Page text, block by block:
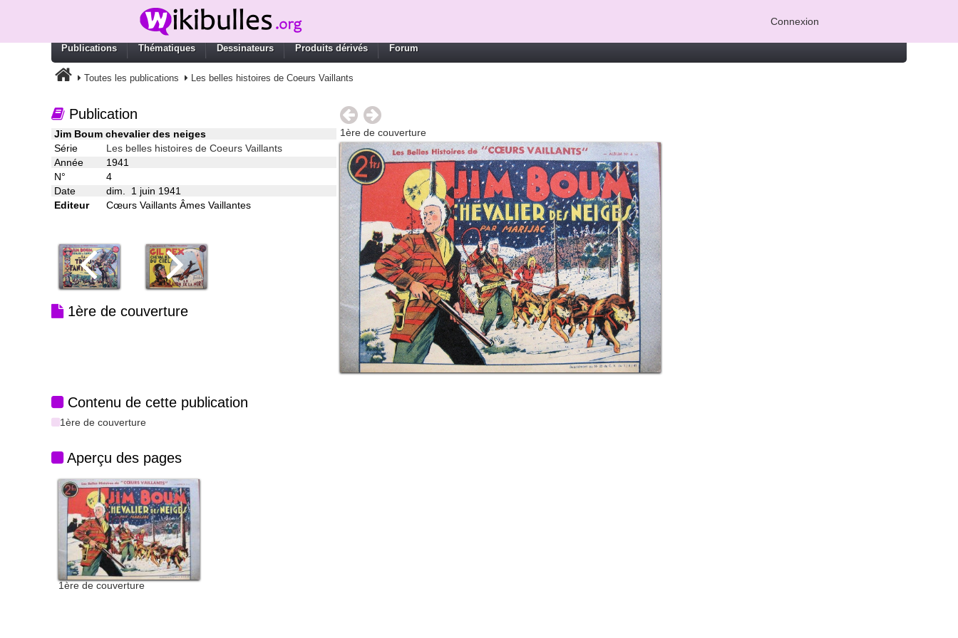
Connexion
Publications Thématiques Dessinateurs Produits dérivés Forum
Toutes les publications Les belles histoires de Coeurs Vaillants
Publication
Jim Boum chevalier des neiges
Série
Les belles histoires de Coeurs Vaillants
Année
1941
N°
4
Date
dim. 1 juin 1941
Editeur
Cœurs Vaillants Âmes Vaillantes
1ère de couverture
1ère de couverture
Contenu de cette publication
1ère de couverture
Aperçu des pages
1ère de couverture